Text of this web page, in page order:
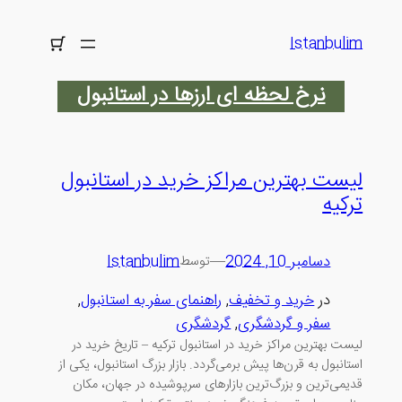
Istanbulim
نرخ لحظه ای ارزها در استانبول
لیست بهترین مراکز خرید در استانبول
ترکیه
دسامبر 10, 2024 —توسطIstanbulim
درخرید و تخفیف, راهنمای سفر به استانبول,
سفر و گردشگری, گردشگری
لیست بهترین مراکز خرید در استانبول ترکیه – تاریخ خرید در
استانبول به قرن‌ها پیش برمی‌گردد. بازار بزرگ استانبول، یکی از
قدیمی‌ترین و بزرگ‌ترین بازارهای سرپوشیده در جهان، مکان